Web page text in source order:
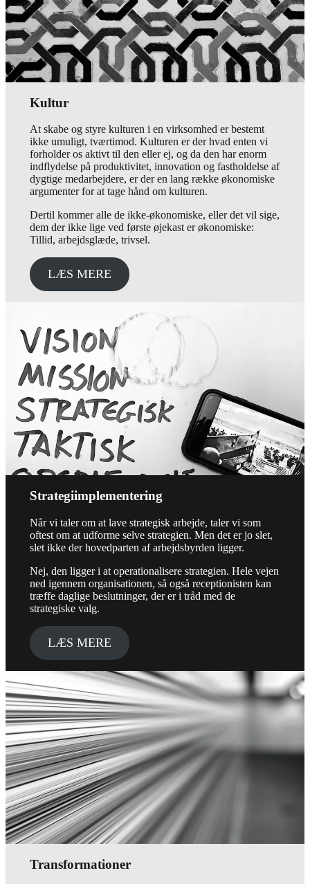
Kultur
At skabe og styre kulturen i en virksomhed er bestemt
ikke umuligt, tværtimod. Kulturen er der hvad enten vi
forholder os aktivt til den eller ej, og da den har enorm
indflydelse på produktivitet, innovation og fastholdelse af
dygtige medarbejdere, er der en lang række økonomiske
argumenter for at tage hånd om kulturen.
Dertil kommer alle de ikke-økonomiske, eller det vil sige,
dem der ikke lige ved første øjekast er økonomiske:
Tillid, arbejdsglæde, trivsel.
LÆS MERE
Strategiimplementering
Når vi taler om at lave strategisk arbejde, taler vi som
oftest om at udforme selve strategien. Men det er jo slet,
slet ikke der hovedparten af arbejdsbyrden ligger.
Nej, den ligger i at operationalisere strategien. Hele vejen
ned igennem organisationen, så også receptionisten kan
træffe daglige beslutninger, der er i tråd med de
strategiske valg.
LÆS MERE
Transformationer